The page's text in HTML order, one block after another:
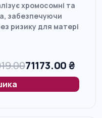
хромосомні та
забезпечуючи
ризику для матері
71173.00₴